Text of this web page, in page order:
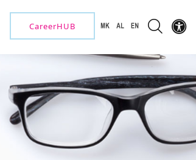
CareerHUB